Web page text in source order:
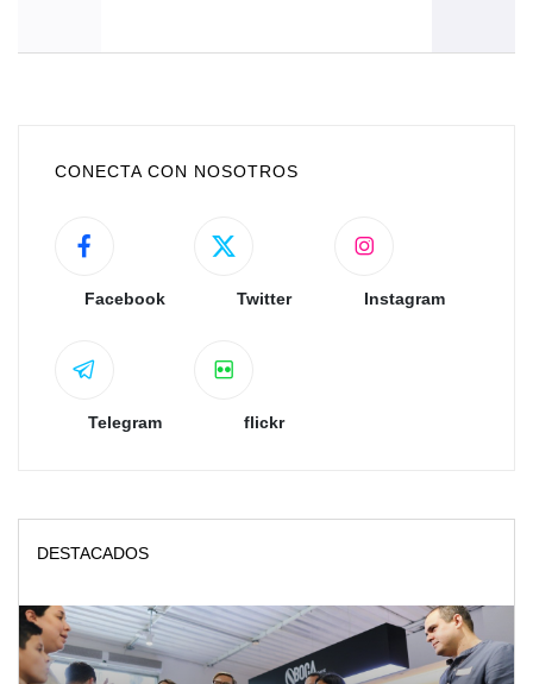
CONECTA CON NOSOTROS
Facebook Twitter Instagram
Telegram flickr
DESTACADOS